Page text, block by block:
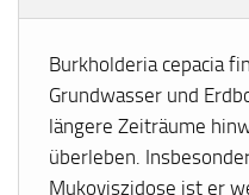
Burkholderia cepacia
Grundwasser und
längere Zeiträume
überleben.
Mukoviszidose ist er